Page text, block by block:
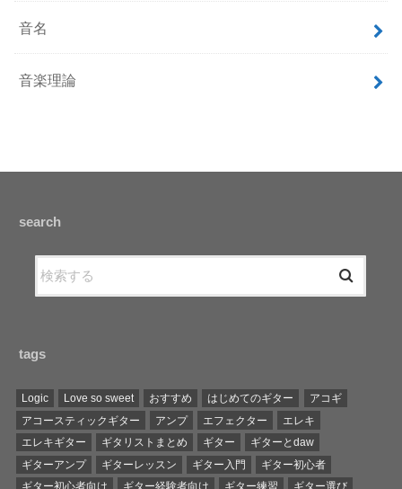
音名
音楽理論
search
tags
Logic Love so sweet おすすめ はじめてのギター
アコギ
アコースティックギター
アンプ エフェクター
エレキ
エレキギター
ギタリストまとめ ギター
ギターとdaw
ギターアンプ
ギターレッスン ギター入門
ギター初心者